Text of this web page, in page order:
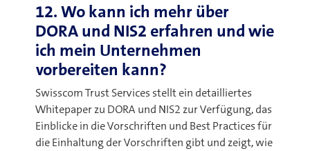
12. Wo kann ich mehr über
DORA und NIS2 erfahren und wie
ich mein Unternehmen
vorbereiten kann?
Swisscom Trust Services stellt ein detailliertes
Whitepaper zu DORA und NIS2 zur Verfügung, das
Einblicke in die Vorschriften und Best Practices für
die Einhaltung der Vorschriften gibt und zeigt, wie